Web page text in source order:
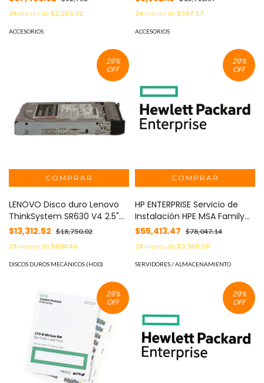
24meses de$2,263.31
ACCESORIOS
24meses de$597.17
ACCESORIOS
29%
OFF
LENOVO Disco duro Lenovo
ThinkSystem SR630 V4 2.5"
1.2TB 10K SAS 12Gb Hot Swap
512n HDD MOD: 4XB7B01770
$13,312.52 $18,750.02
24meses de$804.46
DISCOS DUROS MECÁNICOS (HDD)
29%
OFF
HP ENTERPRISE Servicio de
Instalación HPE MSA Family
Startup MOD: UA868E
$55,413.47 $78,047.14
24meses de$3,348.59
SERVIDORES / ALMACENAMIENTO
29%
OFF
29%
OFF